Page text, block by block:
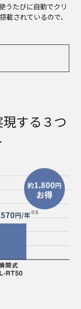
うたびに自動でクリ
載されているので、
する３つ